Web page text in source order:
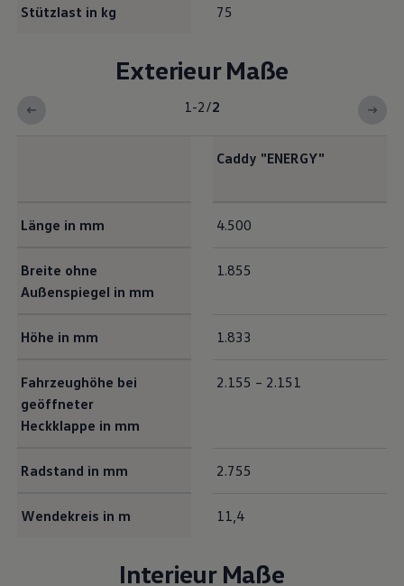
Stützlast in kg 75
Exterieur Maße
1-2/2
Caddy "ENERGY"
Länge in mm 4.500
Breite ohne
Außenspiegel in mm
1.855
Höhe in mm 1.833
Fahrzeughöhe bei
geöffneter
Heckklappe in mm
2.155 – 2.151
Radstand in mm 2.755
Wendekreis in m 11,4
Interieur Maße